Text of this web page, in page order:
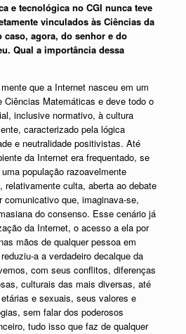
e tecnológica no CGI nunca teve
vinculados às Ciências da
caso, agora, do senhor e do
Qual a importância dessa
que a Internet nasceu em um
Ciências Matemáticas e deve todo o
inclusive normativo, à cultura
caracterizado pela lógica
e neutralidade positivistas. Até
da Internet era frequentado, se
população razoavelmente
relativamente culta, aberta ao debate
comunicativo que, imaginava-se,
do consenso. Esse cenário já
da Internet, o acesso a ela por
mãos de qualquer pessoa em
a a verdadeiro decalque da
com seus conflitos, diferenças
culturais das mais diversas, até
e sexuais, seus valores e
sem falar dos poderosos
tudo isso que faz de qualquer